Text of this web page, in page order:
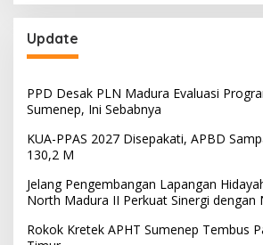
Update
PPD Desak PLN Madura Evaluasi
Sumenep, Ini Sebabnya
KUA-PPAS 2027 Disepakati, APBD
130,2 M
Jelang Pengembangan Lapangan
North Madura II Perkuat Sinergi dengan
Rokok Kretek APHT Sumenep Tembus